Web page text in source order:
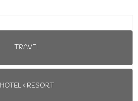
TRAVEL
HOTEL & RESORT